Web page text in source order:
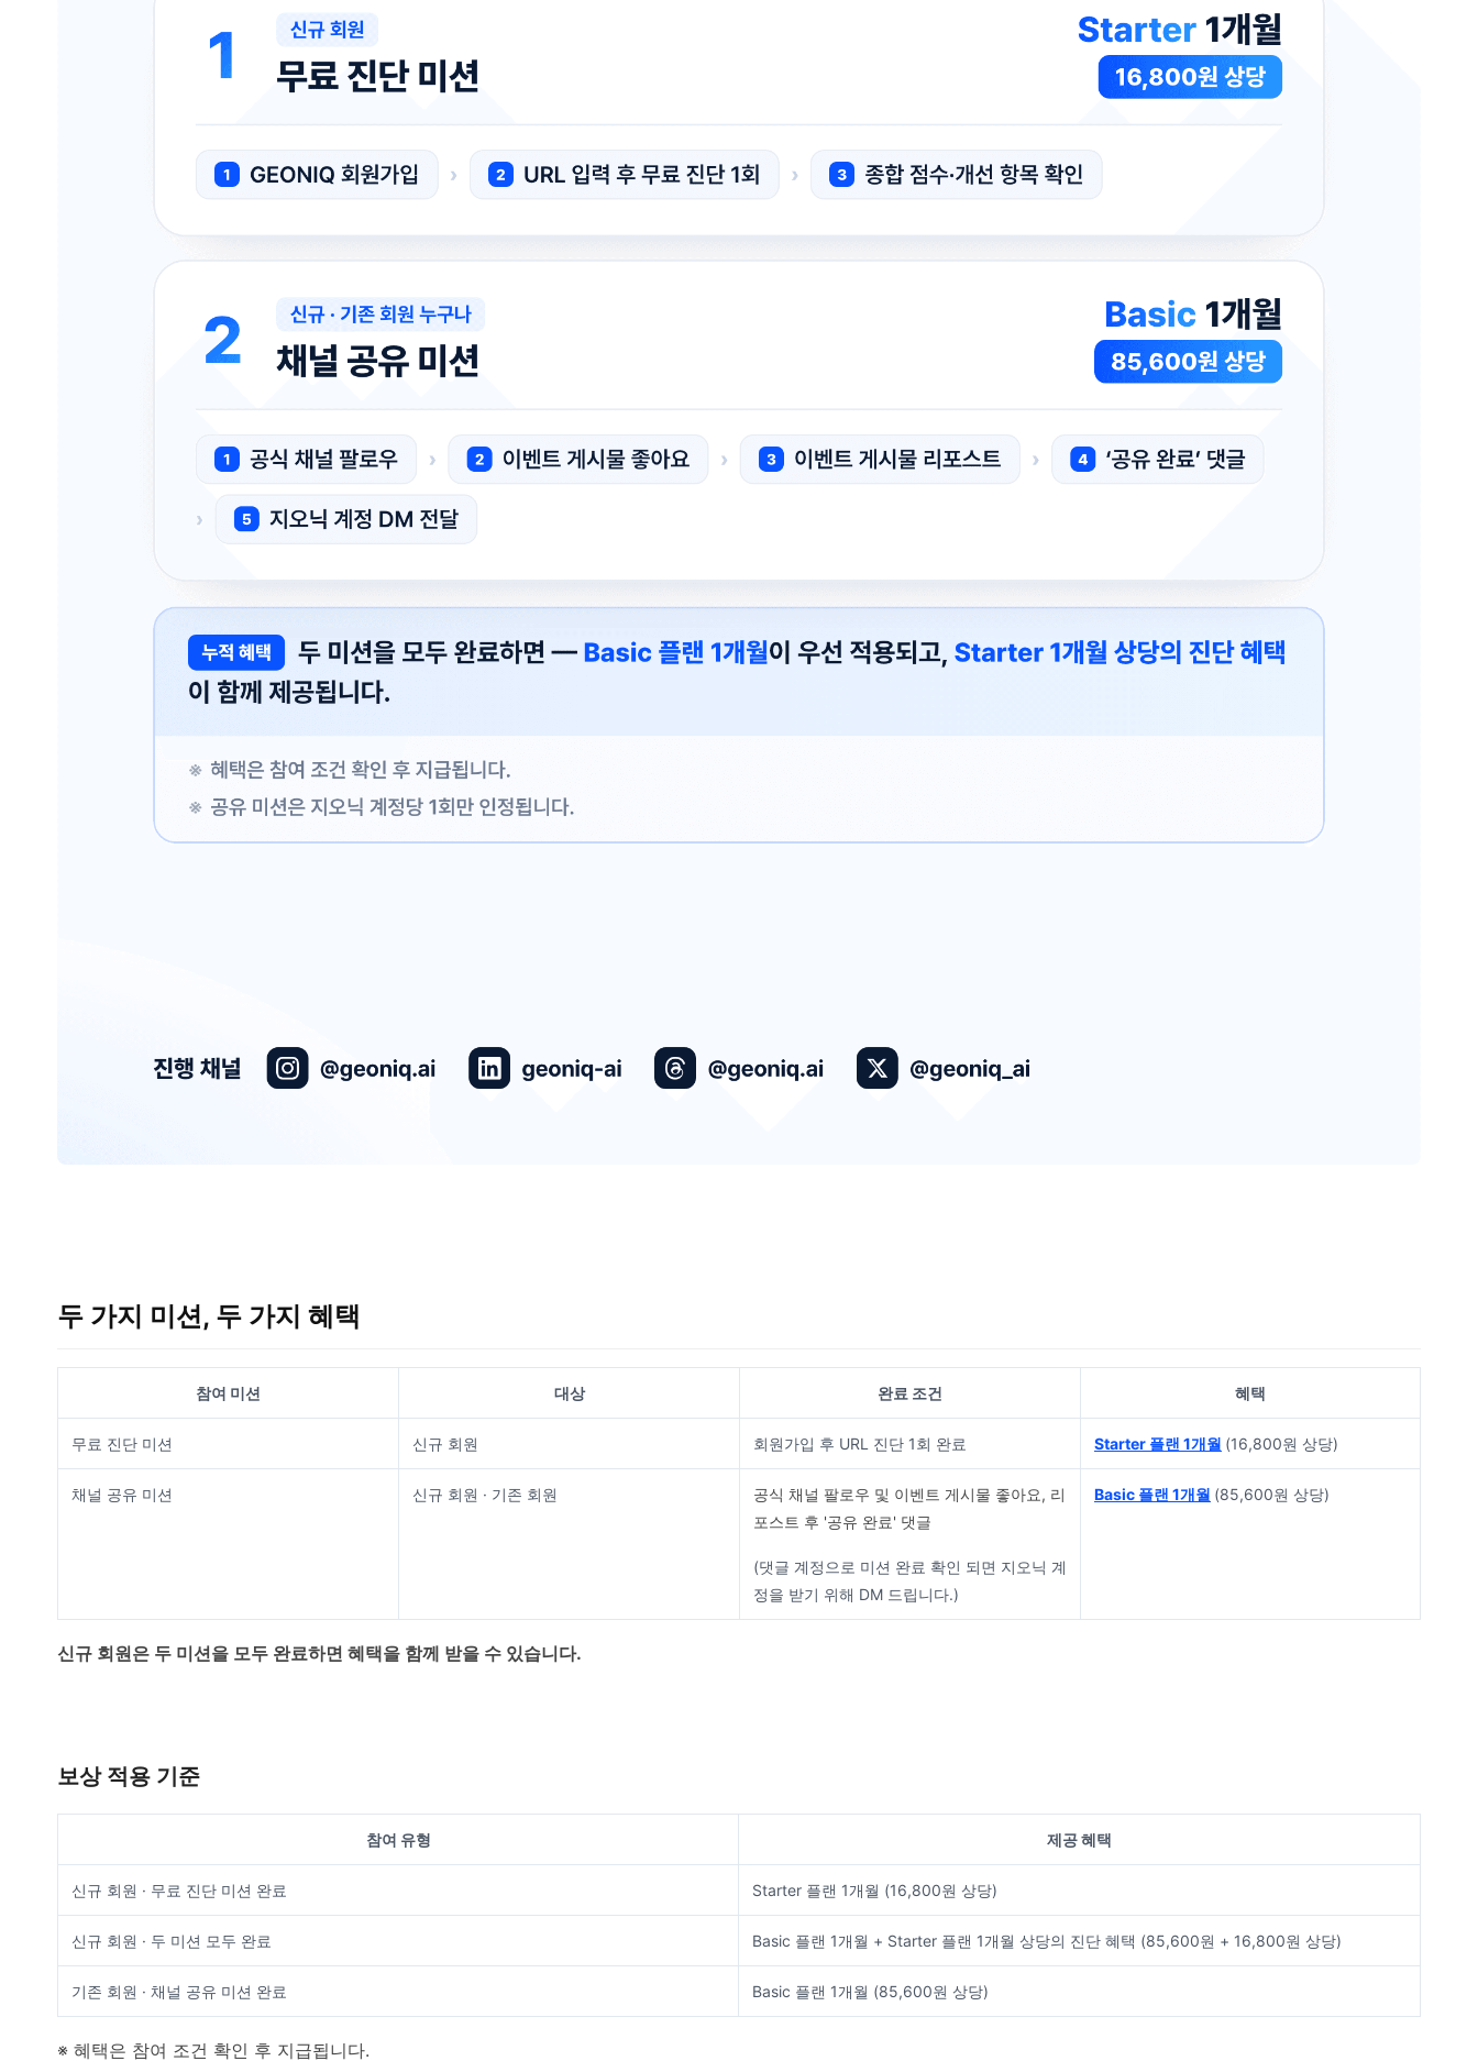
두 가지 미션, 두 가지 혜택
참여 미션 대상 완료 조건 혜택
무료 진단 미션 신규 회원 회원가입 후 URL 진단 1회 완료 Starter 플랜 1개월 (16,800원 상당)
채널 공유 미션 신규 회원 · 기존 회원
공식 채널 팔로우 및 이벤트 게시물 좋아요, 리
포스트 후 '공유 완료' 댓글
(댓글 계정으로 미션 완료 확인 되면 지오닉 계
정을 받기 위해 DM 드립니다.)
Basic 플랜 1개월 (85,600원 상당)
신규 회원은 두 미션을 모두 완료하면 혜택을 함께 받을 수 있습니다.
보상 적용 기준
참여 유형 제공 혜택
신규 회원 · 무료 진단 미션 완료 Starter 플랜 1개월 (16,800원 상당)
신규 회원 · 두 미션 모두 완료 Basic 플랜 1개월 + Starter 플랜 1개월 상당의 진단 혜택 (85,600원 + 16,800원 상당)
기존 회원 · 채널 공유 미션 완료 Basic 플랜 1개월 (85,600원 상당)
※ 혜택은 참여 조건 확인 후 지급됩니다.